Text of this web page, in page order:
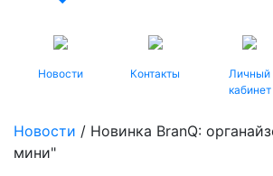
Новости Контакты
Личный
кабинет
Новости / Новинка BranQ:
мини"